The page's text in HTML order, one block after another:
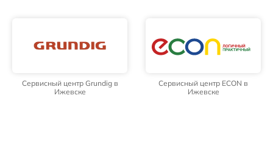
Сервисный центр Grundig в
Ижевске
Сервисный центр ECON в
Ижевске